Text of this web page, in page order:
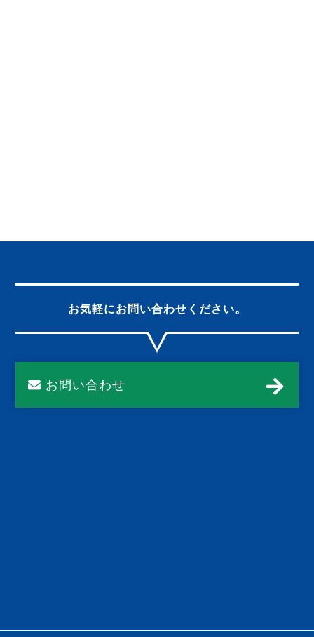
お気軽にお問い合わせください。
お問い合わせ